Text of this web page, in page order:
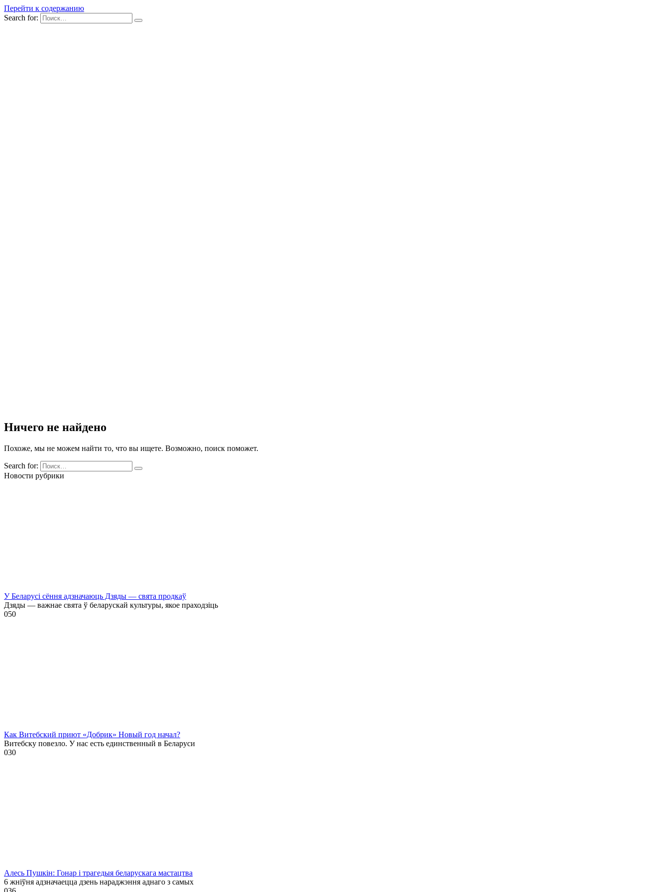
Перейти к содержанию
Search for:
Ничего не найдено
Похоже, мы не можем найти то, что вы ищете. Возможно, поиск поможет.
Search for:
Новости рубрики
У Беларусі сёння адзначаюць Дзяды — свята продкаў
Дзяды — важнае свята ў беларускай культуры, якое праходзіць
050
Как Витебский приют «Добрик» Новый год начал?
Витебску повезло. У нас есть единственный в Беларуси
030
Алесь Пушкін: Гонар і трагедыя беларускага мастацтва
6 жніўня адзначаецца дзень нараджэння аднаго з самых